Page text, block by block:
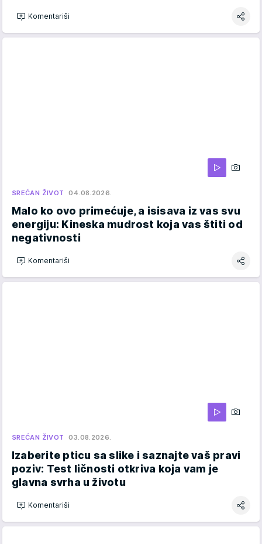
Komentariši
SREĆAN ŽIVOT 04.08.2026.
Malo ko ovo primećuje, a isisava iz vas svu
energiju: Kineska mudrost koja vas štiti od
negativnosti
Komentariši
SREĆAN ŽIVOT 03.08.2026.
Izaberite pticu sa slike i saznajte vaš pravi
poziv: Test ličnosti otkriva koja vam je
glavna svrha u životu
Komentariši